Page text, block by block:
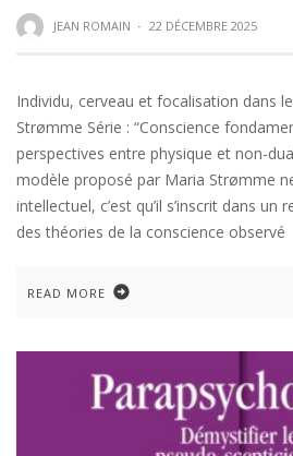
JEAN ROMAIN · 22 DÉCEMBRE 2025
Individu, cerveau et focalisation dans
Strømme Série : “Conscience
perspectives entre physique et non-
modèle proposé par Maria Strømme
intellectuel, c’est qu’il s’inscrit dans
des théories de la conscience observé
READ MORE